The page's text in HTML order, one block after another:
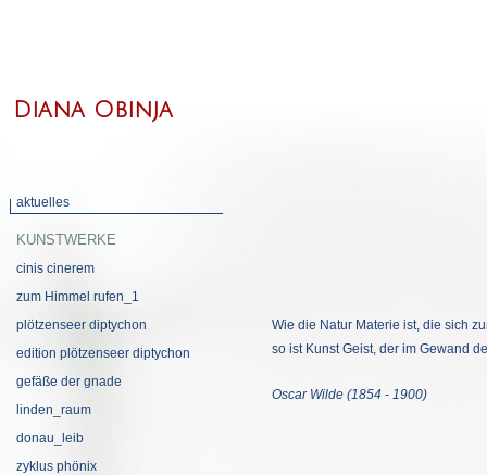
Diana Obinja
aktuelles
KUNSTWERKE
cinis cinerem
zum Himmel rufen_1
plötzenseer diptychon
edition plötzenseer diptychon
gefäße der gnade
linden_raum
donau_leib
zyklus phönix
Wie die Natur Materie ist, die sich
so ist Kunst Geist, der im Gewand
Oscar Wilde (1854 - 1900)